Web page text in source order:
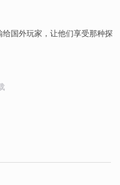
国外玩家，让他们享受那种探